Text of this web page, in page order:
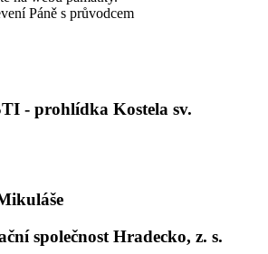
- prohlídka Kostela sv.
společnost Hradecko, z. s.